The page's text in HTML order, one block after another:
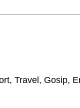
Travel, Gosip,